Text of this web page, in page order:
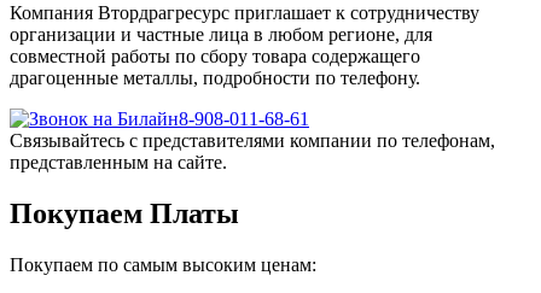
Компания Втордрагресурс приглашает к сотрудничеству
организации и частные лица в любом регионе, для
совместной работы по сбору товара содержащего
драгоценные металлы, подробности по телефону.
8-908-011-68-61
Связывайтесь с представителями компании по телефонам,
представленным на сайте.
Покупаем Платы
Покупаем по самым высоким ценам: